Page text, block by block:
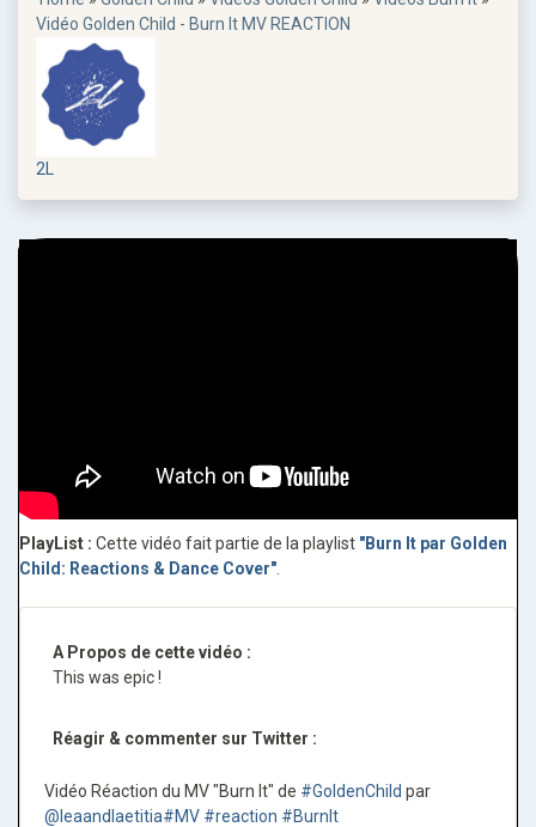
Vidéo Golden Child - Burn It MV REACTION ‍‍
2L
PlayList : Cette vidéo fait partie de la playlist "Burn It par Golden
Child: Reactions & Dance Cover"
A Propos de cette vidéo :
This was epic !
Réagir & commenter sur Twitter :
Vidéo Réaction du MV "Burn It" de #GoldenChild par
@leaandlaetitia#MV #reaction #BurnIt